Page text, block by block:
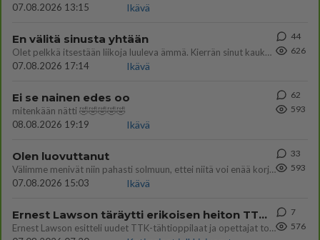
07.08.2026 13:15
Ikävä
En välitä sinusta yhtään
Olet pelkkä itsestään liikoja luuleva ämmä. Kierrän sinut kaukaa nyt ja aina. Olit mulle pelkkä lelu vaan.
07.08.2026 17:14
Ikävä
44
626
Ei se nainen edes oo
mitenkään nätti 🤣🤣🤣🤣🤣
08.08.2026 19:19
Ikävä
62
593
Olen luovuttanut
Välimme menivät niin pahasti solmuun, ettei niitä voi enää korjata. On aika jatkaa elämässä eteenpäin. Toivon sulle kaik
07.08.2026 15:03
Ikävä
33
593
Ernest Lawson täräytti erikoisen heiton TTK-lehdistötilaisuudessa: " Onko tässä tarkoituksena...?"
Ernest Lawson esitteli uudet TTK-tähtioppilaat ja opettajat torstaina 6.8. lehdistölle. Tulevalla kaudella on yksi hausk
7
576